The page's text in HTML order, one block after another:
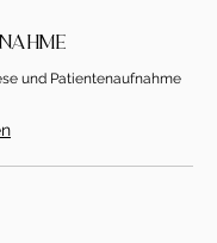
und Patientenaufnahme